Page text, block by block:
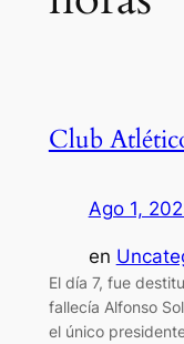
Club
Ago 1,
en
El día 7, fue
fallecía Alfonso
el único